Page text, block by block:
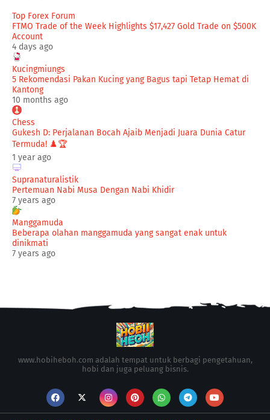
Top Forex Forum
FTMO Trade of the Week Highlights $17,427 Gold Trade on $500K
Account
4 days ago
Kucingmiungs
5 Rekomendasi Pakan Kucing yang Bagus tapi Tetap Hemat di
Kantong
10 months ago
Chess
Gukesh D: Perjalanan Bocah Ajaib Menjadi Juara Dunia Catur
Termuda! ♟️🏆
1 year ago
Supranaturalistik
Pertemuan Nabi Musa Dengan Nabi Khidir
7 years ago
Manggamuda
Beberapa olahan manggamuda yang sangat enak untuk
dinikmati
7 years ago
www.hobiheboh.com adalah tempat untuk berbagi pengetahuan,
hobi dan juga peluang bisnis.